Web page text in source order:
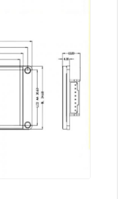
صفحه نمایش جوهر
صفحه نمایش LCD تک رنگ